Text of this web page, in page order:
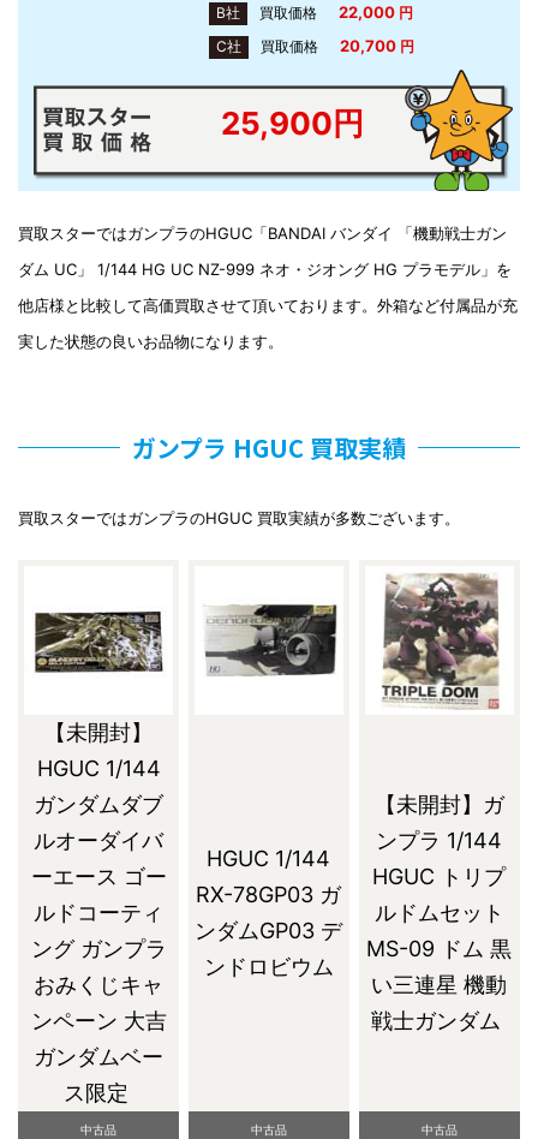
B社
買取価格 22,000円
C社
買取価格 20,700 円
25,900円
買取スターではガンプラのHGUC「BANDAI バンダイ 「機動戦士ガン
ダム UC」 1/144 HG UC NZ-999 ネオ・ジオング HG プラモデル」を
他店様と比較して高価買取させて頂いております。外箱など付属品が充
実した状態の良いお品物になります。
ガンプラ HGUC 買取実績
買取スターではガンプラのHGUC 買取実績が多数ございます。
【未開封】
HGUC 1/144
ガンダムダブ
ルオーダイバ
ーエース ゴー
ルドコーティ
ング ガンプラ
おみくじキャ
ンペーン 大吉
ガンダムベー
ス限定
中古品
HGUC 1/144
RX-78GP03 ガ
ンダムGP03 デ
ンドロビウム
中古品
【未開封】ガ
ンプラ 1/144
HGUC トリプ
ルドムセット
MS-09 ドム 黒
い三連星 機動
戦士ガンダム
中古品